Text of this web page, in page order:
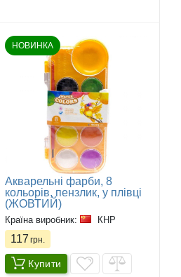
НОВИНКА
Акварельні фарби, 8
кольорів, пензлик, у плівці
(ЖОВТИЙ)
Країна виробник: КНР
117 грн.
Купити